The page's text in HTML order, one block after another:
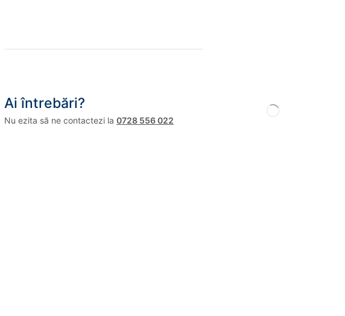
Ai întrebări?
Nu ezita să ne contactezi la 0728 556 022